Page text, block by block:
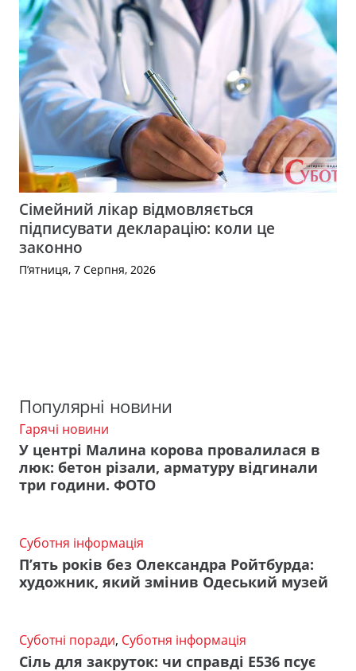
Сімейний лікар відмовляється
підписувати декларацію: коли це
законно
П’ятниця, 7 Серпня, 2026
Популярні новини
Гарячі новини
У центрі Малина корова провалилася в
люк: бетон різали, арматуру відгинали
три години. ФОТО
Суботня інформація
П’ять років без Олександра Ройтбурда:
художник, який змінив Одеський музей
Суботні поради, Суботня інформація
Сіль для закруток: чи справді Е536 псує